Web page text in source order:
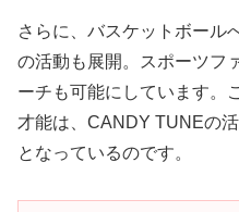
さらに、バスケットボール
の活動も展開。スポーツフ
ーチも可能にしています。
才能は、CANDY TUNEの
となっているのです。